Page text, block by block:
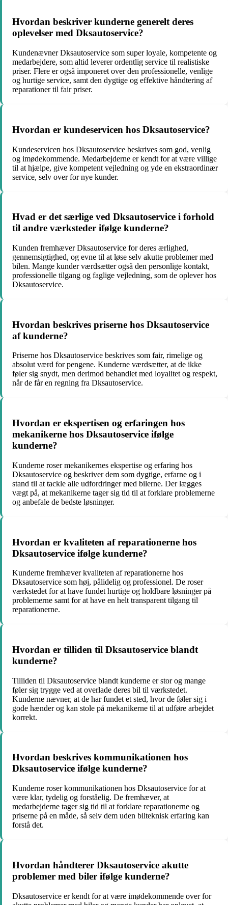
Hvordan beskriver kunderne generelt deres
oplevelser med Dksautoservice?
Kundenævner Dksautoservice som super loyale, kompetente og
medarbejdere, som altid leverer ordentlig service til realistiske
priser. Flere er også imponeret over den professionelle, venlige
og hurtige service, samt den dygtige og effektive håndtering af
reparationer til fair priser.
Hvordan er kundeservicen hos Dksautoservice?
Kundeservicen hos Dksautoservice beskrives som god, venlig
og imødekommende. Medarbejderne er kendt for at være villige
til at hjælpe, give kompetent vejledning og yde en ekstraordinær
service, selv over for nye kunder.
Hvad er det særlige ved Dksautoservice i forhold
til andre værksteder ifølge kunderne?
Kunden fremhæver Dksautoservice for deres ærlighed,
gennemsigtighed, og evne til at løse selv akutte problemer med
bilen. Mange kunder værdsætter også den personlige kontakt,
professionelle tilgang og faglige vejledning, som de oplever hos
Dksautoservice.
Hvordan beskrives priserne hos Dksautoservice
af kunderne?
Priserne hos Dksautoservice beskrives som fair, rimelige og
absolut værd for pengene. Kunderne værdsætter, at de ikke
føler sig snydt, men derimod behandlet med loyalitet og respekt,
når de får en regning fra Dksautoservice.
Hvordan er ekspertisen og erfaringen hos
mekanikerne hos Dksautoservice ifølge
kunderne?
Kunderne roser mekanikernes ekspertise og erfaring hos
Dksautoservice og beskriver dem som dygtige, erfarne og i
stand til at tackle alle udfordringer med bilerne. Der lægges
vægt på, at mekanikerne tager sig tid til at forklare problemerne
og anbefale de bedste løsninger.
Hvordan er kvaliteten af reparationerne hos
Dksautoservice ifølge kunderne?
Kunderne fremhæver kvaliteten af reparationerne hos
Dksautoservice som høj, pålidelig og professionel. De roser
værkstedet for at have fundet hurtige og holdbare løsninger på
problemerne samt for at have en helt transparent tilgang til
reparationerne.
Hvordan er tilliden til Dksautoservice blandt
kunderne?
Tilliden til Dksautoservice blandt kunderne er stor og mange
føler sig trygge ved at overlade deres bil til værkstedet.
Kunderne nævner, at de har fundet et sted, hvor de føler sig i
gode hænder og kan stole på mekanikerne til at udføre arbejdet
korrekt.
Hvordan beskrives kommunikationen hos
Dksautoservice ifølge kunderne?
Kunderne roser kommunikationen hos Dksautoservice for at
være klar, tydelig og forståelig. De fremhæver, at
medarbejderne tager sig tid til at forklare reparationerne og
priserne på en måde, så selv dem uden bilteknisk erfaring kan
forstå det.
Hvordan håndterer Dksautoservice akutte
problemer med biler ifølge kunderne?
Dksautoservice er kendt for at være imødekommende over for